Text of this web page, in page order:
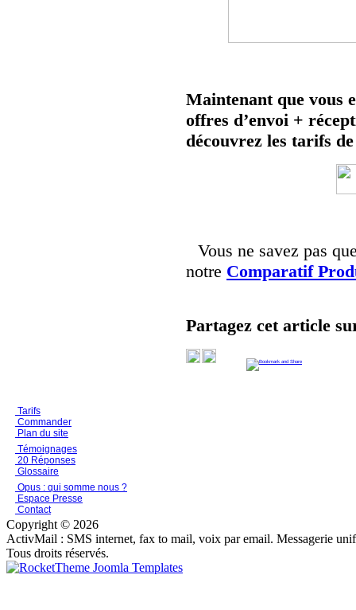
Maintenant que vous
offres d’envoi +
découvrez les tarifs
Vous ne savez pas
notre Comparatif
Partagez cet article
Tarifs
Commander
Plan du site
Témoignages
20 Réponses
Glossaire
Opus : qui somme nous ?
Espace Presse
Contact
Copyright © 2026
ActivMail : SMS internet, fax to mail, voix par email. Messagerie
Tous droits réservés.